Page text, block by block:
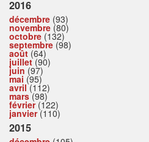
2016
décembre (93)
novembre (80)
octobre (132)
septembre (98)
août (64)
juillet(90)
juin (97)
mai (95)
avril(112)
mars(98)
février(122)
janvier(110)
2015